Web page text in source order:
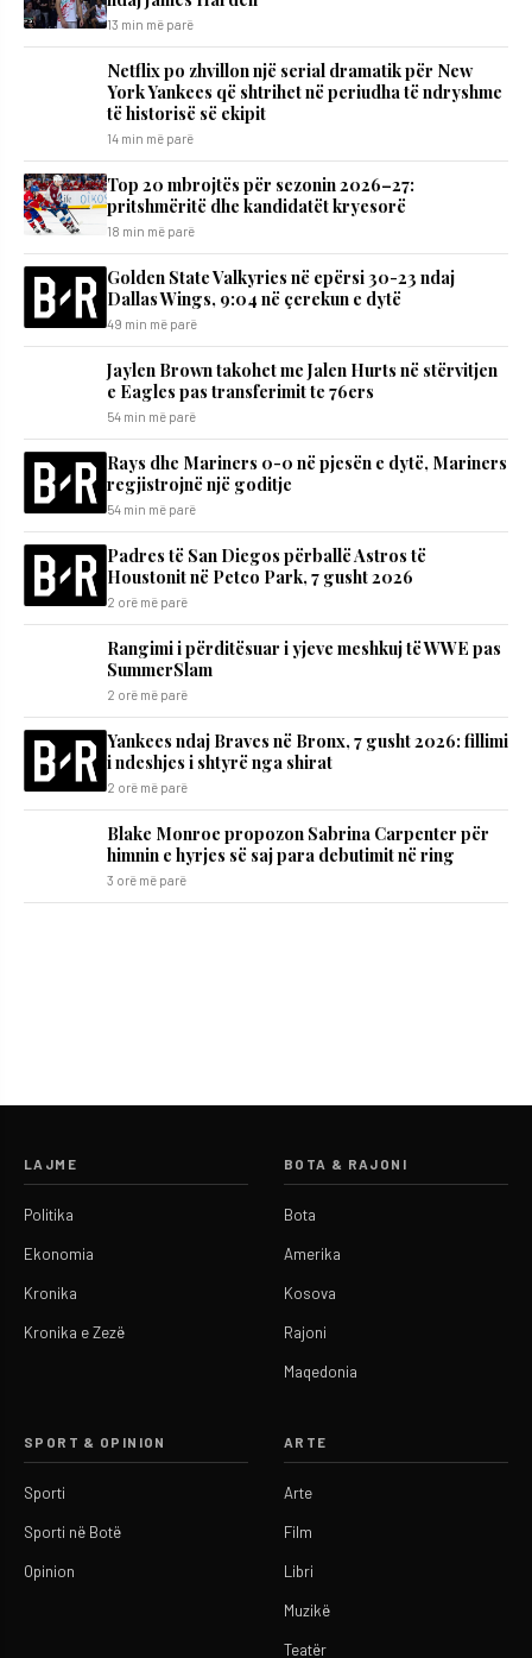
13 min më parë
Netflix po zhvillon një serial dramatik për New
York Yankees që shtrihet në periudha të ndryshme
të historisë së ekipit
14 min më parë
Top 20 mbrojtës për sezonin 2026–27:
pritshmëritë dhe kandidatët kryesorë
18 min më parë
Golden State Valkyries në epërsi 30-23 ndaj
Dallas Wings, 9:04 në çerekun e dytë
49 min më parë
Jaylen Brown takohet me Jalen Hurts në stërvitjen
e Eagles pas transferimit te 76ers
54 min më parë
Rays dhe Mariners 0-0 në pjesën e dytë, Mariners
regjistrojnë një goditje
54 min më parë
Padres të San Diegos përballë Astros të
Houstonit në Petco Park, 7 gusht 2026
2 orë më parë
Rangimi i përditësuar i yjeve meshkuj të WWE pas
SummerSlam
2 orë më parë
Yankees ndaj Braves në Bronx, 7 gusht 2026: fillimi
i ndeshjes i shtyrë nga shirat
2 orë më parë
Blake Monroe propozon Sabrina Carpenter për
himnin e hyrjes së saj para debutimit në ring
3 orë më parë
LAJME
Politika
Ekonomia
Kronika
Kronika e Zezë
BOTA & RAJONI
Bota
Amerika
Kosova
Rajoni
Maqedonia
SPORT & OPINION
Sporti
Sporti në Botë
Opinion
ARTE
Arte
Film
Libri
Muzikë
Teatër